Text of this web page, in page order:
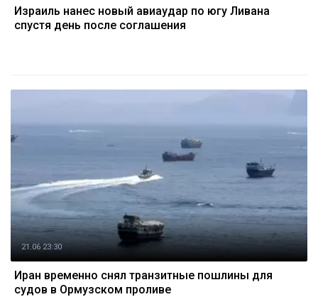
Израиль нанес новый авиаудар по югу Ливана
спустя день после соглашения
21.06 23:30
Иран временно снял транзитные пошлины для
судов в Ормузском проливе